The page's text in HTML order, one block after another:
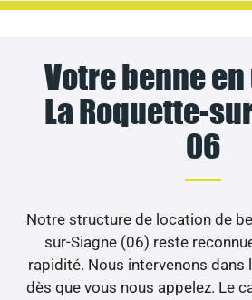
Votre benne
La Roquette-
06
Notre structure de location de
sur-Siagne (06) reste
rapidité. Nous intervenons dans
dès que vous nous appelez. Le